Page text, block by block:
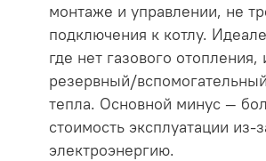
монтаже и управлении, не
подключения к котлу.
где нет газового отопления,
резервный/
тепла. Основной минус —
стоимость эксплуатации из-
электроэнергию.